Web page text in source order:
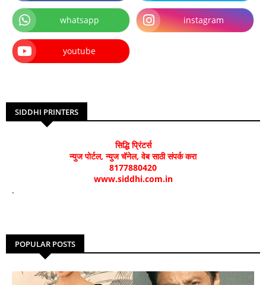
whatsapp instagram
youtube
SIDDHI PRINTERS
सिद्धि प्रिंटर्स
न्युज पोर्टल, न्युज चॅनेल, वेब साठी संपर्क करा
8177880420
www.siddhi.com.in
.
POPULAR POSTS